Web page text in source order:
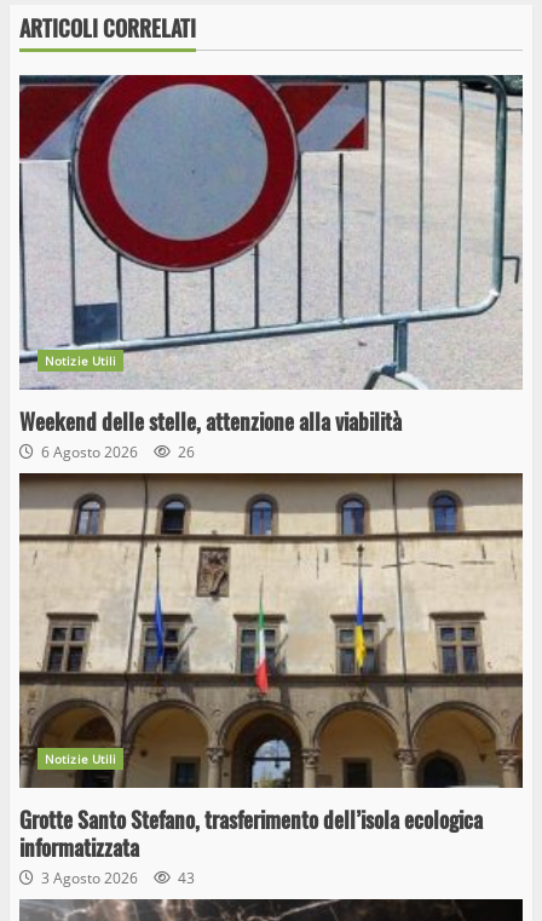
ARTICOLI CORRELATI
Notizie Utili
Weekend delle stelle, attenzione alla viabilità
6 Agosto 2026 26
Notizie Utili
Grotte Santo Stefano, trasferimento dell’isola ecologica
informatizzata
3 Agosto 2026 43